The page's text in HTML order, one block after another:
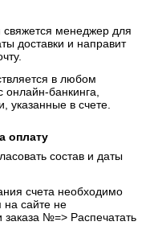
менеджер для
доставки и направит
в любом
онлайн-банкинга,
указанные в счете.
оплату
состав и даты
счета необходимо
на сайте не
заказа №=> Распечатать